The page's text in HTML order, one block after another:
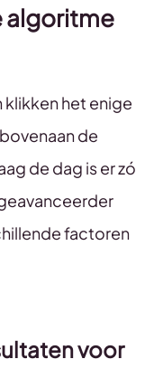
algoritme
klikken het enige
de
de dag is er zó
factoren
voor